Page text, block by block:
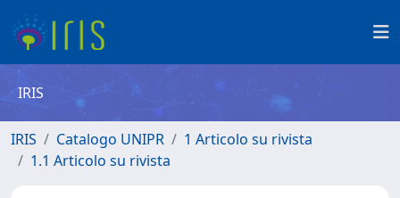
IRIS
IRIS Catalogo UNIPR
1 Articolo su rivista
1.1 Articolo su rivista